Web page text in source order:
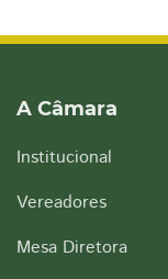
A Câmara
Institucional
Vereadores
Mesa Diretora